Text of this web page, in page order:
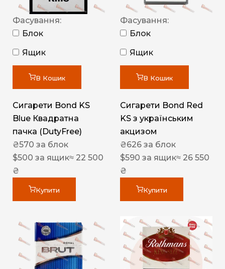
Фасування:
Блок
Ящик
В Кошик
Сигарети Bond KS
Blue Квадратна
пачка (DutyFree)
₴570 за блок
$500 за ящик≈ 22 500
₴
Купити
Фасування:
Блок
Ящик
В Кошик
Сигарети Bond Red
KS з українським
акцизом
₴626 за блок
$590 за ящик≈ 26 550
₴
Купити